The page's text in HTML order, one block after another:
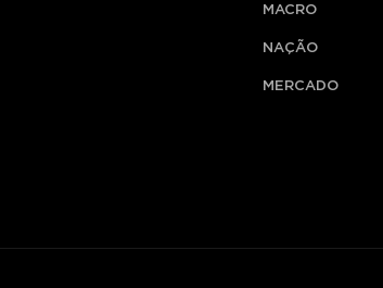
MACRO
NAÇÃO
MERCADO